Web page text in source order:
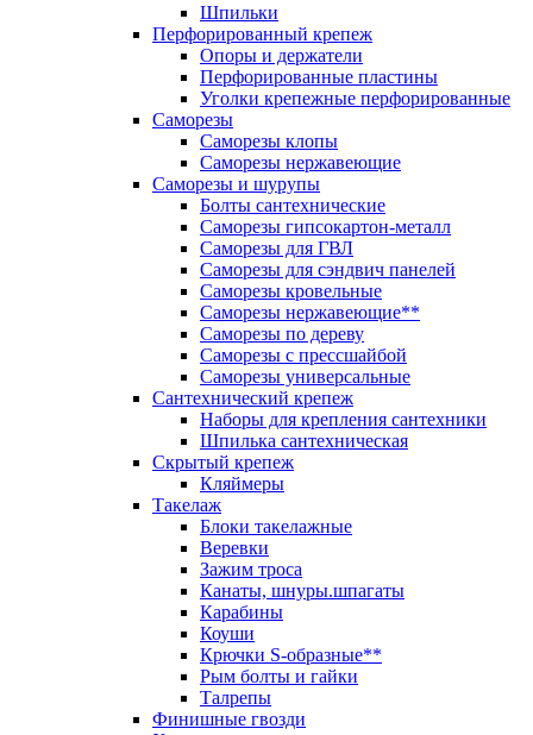
Шпильки
Перфорированный крепеж
Опоры и держатели
Перфорированные пластины
Уголки крепежные перфорированные
Саморезы
Саморезы клопы
Саморезы нержавеющие
Саморезы и шурупы
Болты сантехнические
Саморезы гипсокартон-металл
Саморезы для ГВЛ
Саморезы для сэндвич панелей
Саморезы кровельные
Саморезы нержавеющие**
Саморезы по дереву
Саморезы с прессшайбой
Саморезы универсальные
Сантехнический крепеж
Наборы для крепления сантехники
Шпилька сантехническая
Скрытый крепеж
Кляймеры
Такелаж
Блоки такелажные
Веревки
Зажим троса
Канаты, шнуры.шпагаты
Карабины
Коуши
Крючки S-образные**
Рым болты и гайки
Талрепы
Финишные гвозди